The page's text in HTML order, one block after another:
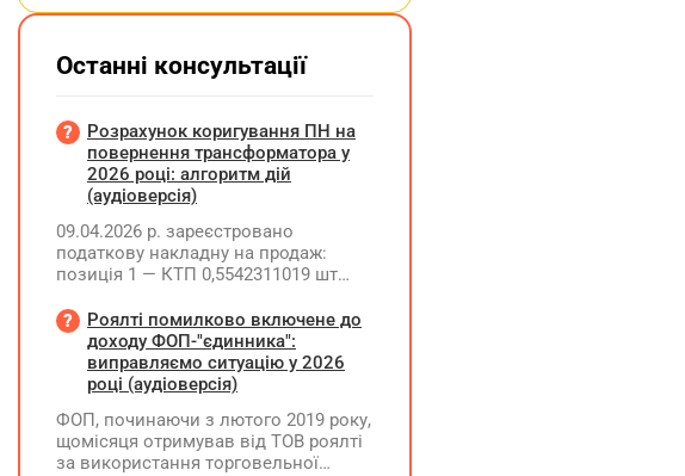
Останні консультації
Розрахунок коригування ПН на
повернення трансформатора у
2026 році: алгоритм дій
(аудіоверсія)
09.04.2026 р. зареєстровано
податкову накладну на продаж:
позиція 1 — КТП 0,5542311019 шт
41443,83); позиція 2 —
трансформатор 1 шт (ціна 201130,20,
сума 201130,20, ПДВ 40226,04).
25.06.2026 р. покупець повернув
скласти розрахунок коригування?
Роялті помилково включене до
доходу ФОП-"єдинника":
виправляємо ситуацію у 2026
році (аудіоверсія)
ФОП, починаючи з лютого 2019 року,
щомісяця отримував від ТОВ роялті
за використання торговельної